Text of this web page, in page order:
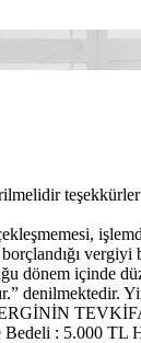
teşekkürler
vergiyi
dönem içinde
denilmektedir.
: 5.000 TL